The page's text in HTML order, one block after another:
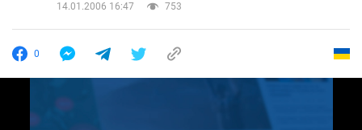
14.01.2006 16:47
753
0